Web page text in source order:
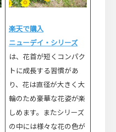
楽天で購入
ニューデイ・シリーズ
は、花首が短くコンパク
トに成長する習慣があ
り、花は直径が大きく大
輪のため豪華な花姿が楽
しめます。またシリーズ
の中には様々な花の色が